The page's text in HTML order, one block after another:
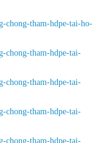
chong-tham-hdpe-tai-ho-
chong-tham-hdpe-tai-
chong-tham-hdpe-tai-
chong-tham-hdpe-tai-
chong-tham-hdpe-tai-